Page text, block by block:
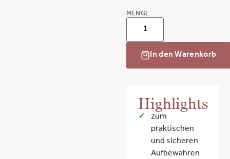
MENGE
In den Warenkorb
Highlights
zum
praktischen
und sicheren
Aufbewahren